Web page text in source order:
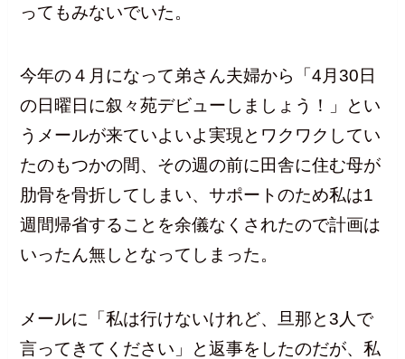
ってもみないでいた。
今年の４月になって弟さん夫婦から「4月30日
の日曜日に叙々苑デビューしましょう！」とい
うメールが来ていよいよ実現とワクワクしてい
たのもつかの間、その週の前に田舎に住む母が
肋骨を骨折してしまい、サポートのため私は1
週間帰省することを余儀なくされたので計画は
いったん無しとなってしまった。
メールに「私は行けないけれど、旦那と3人で
言ってきてください」と返事をしたのだが、私